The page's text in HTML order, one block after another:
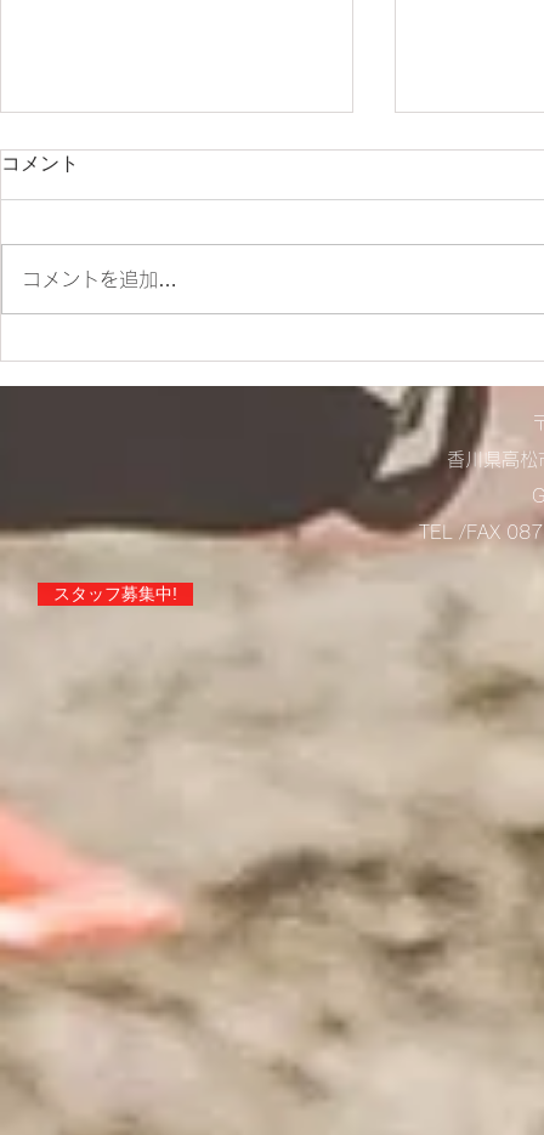
朝ツーリング❣
店舗営業に
らせ！
コメント
コメントを追加…
スタッフ募集中!
香川県高
TEL /FAX